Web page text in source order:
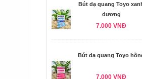
Bút dạ quang Toyo
dương
7.000 VNĐ
Bút dạ quang Toyo
7.000 VNĐ